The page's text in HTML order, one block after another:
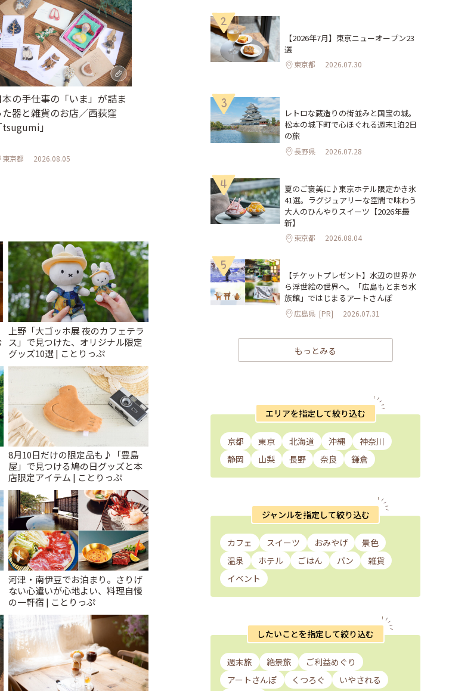
本の手仕事の「いま」が詰ま
た器と雑貨のお店／西荻窪
tsugumi」
東京都 2026.08.05
上野「大ゴッホ展 夜のカフェテラ
ス」で見つけた、オリジナル限定
グッズ10選 | ことりっぷ
8月10日だけの限定品も♪「豊島
屋」で見つける鳩の日グッズと本
店限定アイテム | ことりっぷ
河津・南伊豆でお泊まり。さりげ
ない心遣いが心地よい、料理自慢
の一軒宿 | ことりっぷ
2
【2026年7月】東京ニューオープン23
選
東京都 2026.07.30
3
レトロな蔵造りの街並みと国宝の城。
松本の城下町で心ほぐれる週末1泊2日
の旅
長野県 2026.07.28
4
夏のご褒美に♪東京ホテル限定かき氷
41選。ラグジュアリーな空間で味わう
大人のひんやりスイーツ【2026年最
新】
東京都 2026.08.04
5
【チケットプレゼント】水辺の世界か
ら浮世絵の世界へ。「広島もとまち水
族館」ではじまるアートさんぽ
広島県 [PR] 2026.07.31
もっとみる
エリアを指定して絞り込む
京都 東京 北海道 沖縄
神奈川
静岡
山梨 長野 奈良 鎌倉
ジャンルを指定して絞り込む
カフェ スイーツ おみやげ
景色
温泉
ホテル ごはん パン
雑貨
イベント
したいことを指定して絞り込む
週末旅 絶景旅
ご利益めぐり
アートさんぽ
くつろぐ
いやされる